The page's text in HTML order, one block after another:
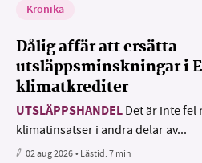
Krönika
Dålig affär att ersätta
utsläppsminskningar i
klimatkrediter
UTSLÄPPSHANDEL Det är inte fel
klimatinsatser i andra delar av...
02 aug 2026• Lästid:7 min